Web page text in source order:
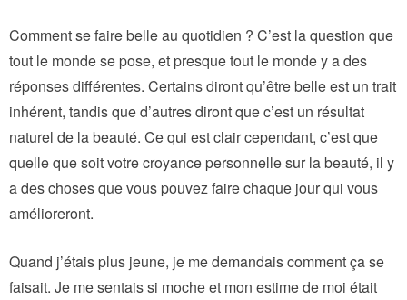
Comment se faire belle au quotidien ? C’est la question que
tout le monde se pose, et presque tout le monde y a des
réponses différentes. Certains diront qu’être belle est un trait
inhérent, tandis que d’autres diront que c’est un résultat
naturel de la beauté. Ce qui est clair cependant, c’est que
quelle que soit votre croyance personnelle sur la beauté, il y
a des choses que vous pouvez faire chaque jour qui vous
amélioreront.
Quand j’étais plus jeune, je me demandais comment ça se
faisait. Je me sentais si moche et mon estime de moi était